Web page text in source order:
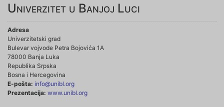
Univerzitet u Banjoj Luci
Adresa
Univerzitetski grad
Bulevar vojvode Petra Bojovića 1A
78000 Banja Luka
Republika Srpska
Bosna i Hercegovina
E-pošta: info@unibl.org
Prezentacija: www.unibl.org